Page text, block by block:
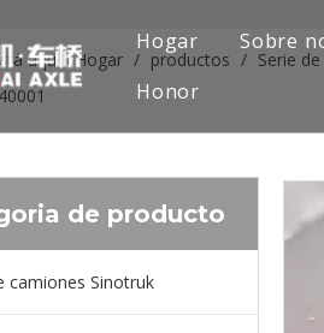
Hogar Sobre
Honor
aquí: Hogar / productos / Serie
de producto
camiones Sinotruk